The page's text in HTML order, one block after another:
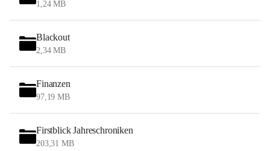
1,24 MB
Blackout
2,34 MB
Finanzen
97,19 MB
Firstblick Jahreschroniken
203,31 MB